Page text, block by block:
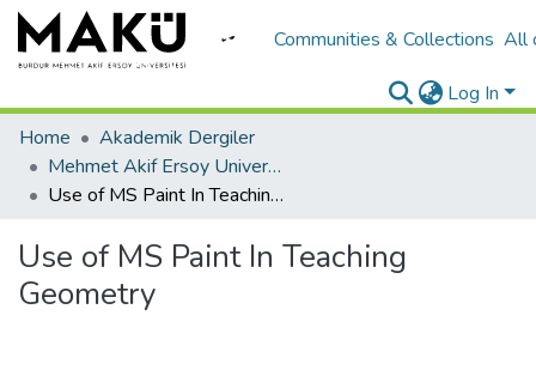
Communities & Collections All
Log In
Home
Akademik Dergiler
Mehmet Akif Ersoy University Journal of Education Faculty
Use of MS Paint In Teaching Geometry
Use of MS Paint In Teaching
Geometry